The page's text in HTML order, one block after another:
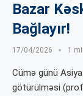
Bazar
Bağlayır!
17/04/2026 1
Cümə günü
götürülməsi